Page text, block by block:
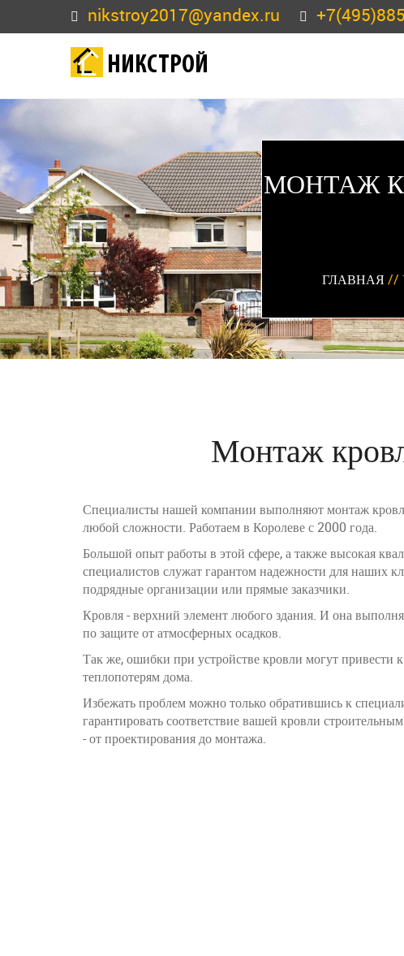
nikstroy2017@yandex.ru
НИКСТРОЙ
МОНТАЖ
ГЛАВНАЯ //
Монтаж
Специалисты нашей компании выполняют монтаж
любой сложности. Работаем в Королеве с 2000 года.
Большой опыт работы в этой сфере, а также высокая
специалистов служат гарантом надежности для наших
подрядные организации или прямые заказчики.
Кровля - верхний элемент любого здания. И она
по защите от атмосферных осадков.
Так же, ошибки при устройстве кровли могут привести
теплопотерям дома.
Избежать проблем можно только обратившись к
гарантировать соответствие вашей кровли
- от проектирования до монтажа.